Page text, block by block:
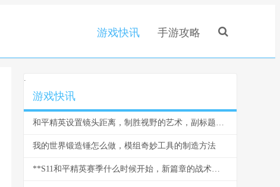
游戏快讯 手游攻略
.
游戏快讯
和平精英设置镜头距离，制胜视野的艺术，副标题，从新手到大神的视角密钥
我的世界锻造锤怎么做，模组奇妙工具的制造方法
**S11和平精英赛季什么时候开始，新篇章的战术与期待**